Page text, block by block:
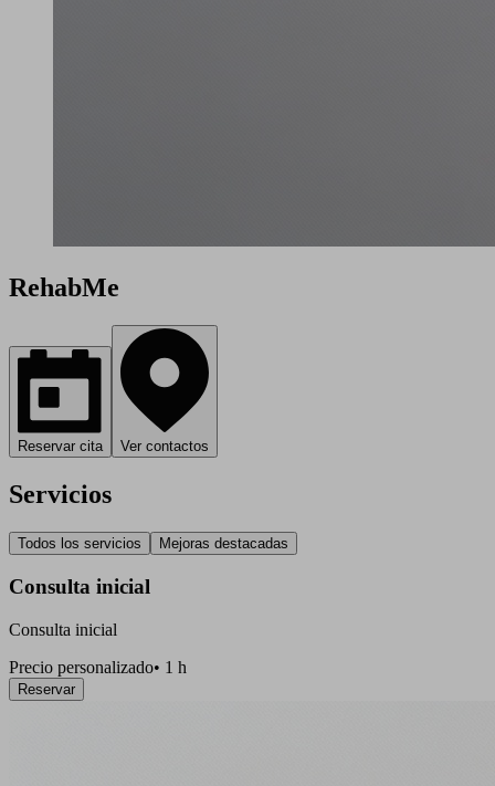
RehabMe
Reservar cita Ver contactos
Servicios
Todos los servicios Mejoras destacadas
Consulta inicial
Consulta inicial
Precio personalizado• 1 h
Reservar